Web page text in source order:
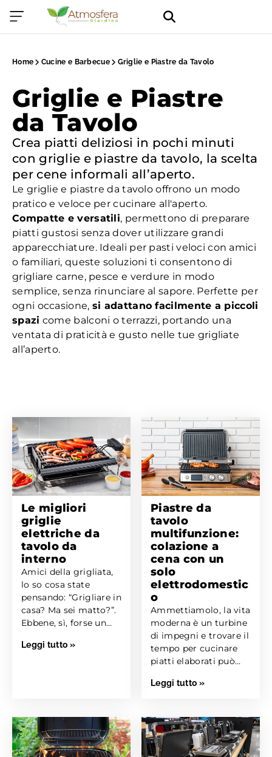
Home Cucine e Barbecue Griglie e Piastre da Tavolo
Griglie e Piastre
da Tavolo
Crea piatti deliziosi in pochi minuti
con griglie e piastre da tavolo, la scelta
per cene informali all’aperto.
Le griglie e piastre da tavolo offrono un modo
pratico e veloce per cucinare all'aperto.
Compatte e versatili, permettono di preparare
piatti gustosi senza dover utilizzare grandi
apparecchiature. Ideali per pasti veloci con amici
o familiari, queste soluzioni ti consentono di
grigliare carne, pesce e verdure in modo
semplice, senza rinunciare al sapore. Perfette per
ogni occasione, si adattano facilmente a piccoli
spazi come balconi o terrazzi, portando una
ventata di praticità e gusto nelle tue grigliate
all’aperto.
Le migliori
griglie
elettriche da
tavolo da
interno
Amici della grigliata,
lo so cosa state
pensando: “Grigliare in
casa? Ma sei matto?”.
Ebbene, sì, forse un
Leggi tutto »
Piastre da
tavolo
multifunzione:
colazione a
cena con un
solo
elettrodomestic
o
Ammettiamolo, la vita
moderna è un turbine
di impegni e trovare il
tempo per cucinare
piatti elaborati può
Leggi tutto »